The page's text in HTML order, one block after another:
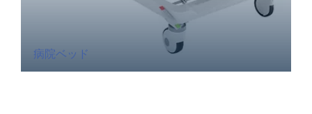
病院ベッド